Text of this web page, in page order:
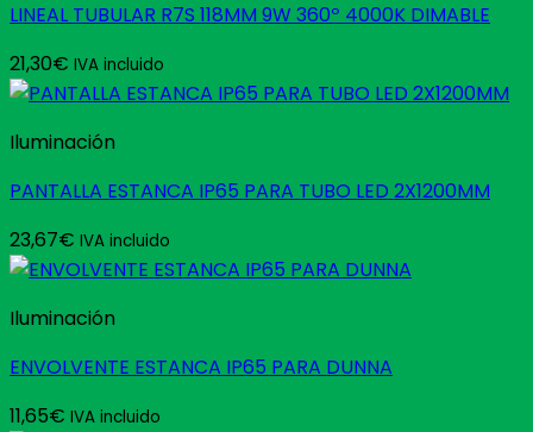
LINEAL TUBULAR R7S 118MM 9W 360º 4000K DIMABLE
21,30€ IVA incluido
Iluminación
PANTALLA ESTANCA IP65 PARA TUBO LED 2X1200MM
23,67€ IVA incluido
Iluminación
ENVOLVENTE ESTANCA IP65 PARA DUNNA
11,65€ IVA incluido